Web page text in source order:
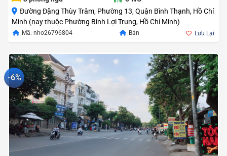
Đường Đặng Thùy Trâm, Phường 13, Quận Bình Thạnh, Hồ Chí
Minh (nay thuộc Phường Bình Lợi Trung, Hồ Chí Minh)
Mã: nho26796804 Bán Lưu Lại
-6%